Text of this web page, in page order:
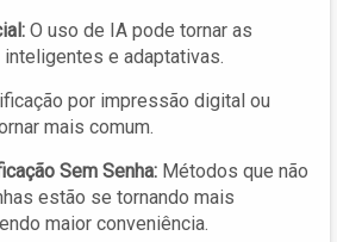
O uso de IA pode tornar as
e adaptativas.
por impressão digital ou
mais comum.
Sem Senha: Métodos que não
estão se tornando mais
maior conveniência.